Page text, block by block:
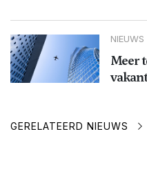
NIEUWS
Meer
GERELATEERD NIEUWS